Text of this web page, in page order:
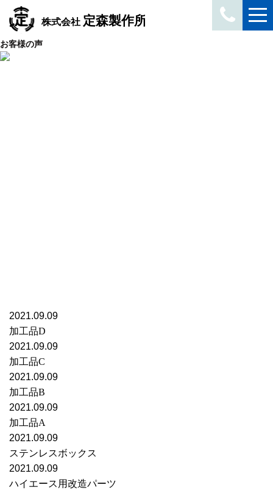
お客様の声
2021.09.09
加工品D
2021.09.09
加工品C
2021.09.09
加工品B
2021.09.09
加工品A
2021.09.09
ステンレスボックス
2021.09.09
ハイエース用改造パーツ